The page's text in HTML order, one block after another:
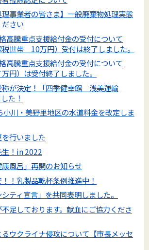
理事業者の皆さま】一般廃棄物処理実態
さい
騰重点支援給付金の受付について
税世帯 10万円）受付は終了しました。
騰重点支援給付金の受付について
円）は受付終了しました。
称が決定！「四季健幸館 浅美運輸
た！
川・美野里地区の水道料金を改定しま
行いました
生！in 2022
風呂」再開のお知らせ
！乳製品乾杯条例推進中！
シティ宣言」を共同表明しました。
不足しております。献血にご協力くださ
ウクライナ侵攻について【市長メッセ